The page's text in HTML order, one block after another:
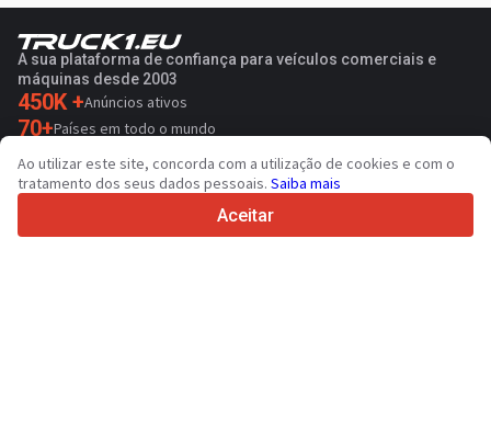
A sua plataforma de confiança para veículos comerciais e
máquinas desde 2003
450K +Anúncios ativos
70+Países em todo o mundo
36 Idiomas suportados
4.7/5
Ao utilizar este site, concorda com a utilização de cookies e com o
tratamento dos seus dados pessoais. Saiba mais
Aceitar